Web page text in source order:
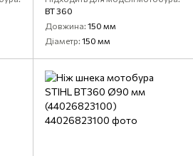
BT 360
Довжина 150 мм
Діаметр 150 мм